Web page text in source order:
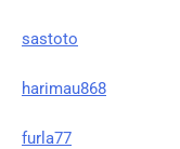
sastoto
harimau868
furla77